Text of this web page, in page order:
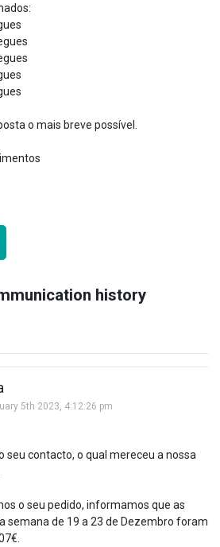
o mais breve possível.
history
5th 2023, 4:12:26 pm
seu contacto, o qual mereceu a nossa
o seu pedido, informamos que as
semana de 19 a 23 de Dezembro foram